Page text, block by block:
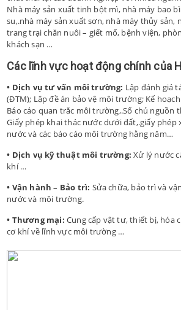
Nhà máy sản xuất tinh bột mì, nhà máy bao bì
su,.nhà máy sản xuất sơn, nhà máy thủy sản,
trang trại chăn nuôi – giết mổ, bệnh viện,
khách sạn …
Các lĩnh vực hoạt động chính của
• Dịch vụ tư vấn môi trường: Lập đánh giá
(ĐTM); Lập đề án bảo vệ môi trường; Kế
Báo cáo quan trắc môi trường,.Sổ chủ nguồn
Giấy phép khai thác nước dưới đất,.giấy phép
nước và các báo cáo môi trường hằng năm…
• Dịch vụ kỹ thuật môi trường: Xử lý nước
khí …
• Vận hành – Bảo trì: Sửa chữa, bảo trì và
nước và môi trường.
• Thương mại: Cung cấp vật tư, thiết bị, hóa
cơ khí về lĩnh vực môi trường …